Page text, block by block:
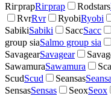
RiгрrapRiгрrap Rodstars
RvrRvr RyobiRyobi
SabikiSabiki SaccSacc
group siaSalmo group sia
SavagearSavagear
SawamuraSawamura
ScudScud Seansas
SensasSensas SeoxSeox